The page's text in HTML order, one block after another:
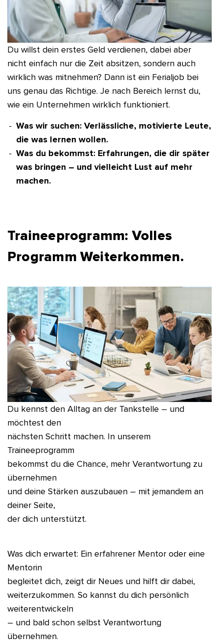
Du willst dein erstes Geld verdienen, dabei aber
nicht einfach nur die Zeit absitzen, sondern auch
wirklich was mitnehmen? Dann ist ein Ferialjob bei
uns genau das Richtige. Je nach Bereich lernst du,
wie ein Unternehmen wirklich funktioniert.
Was wir suchen: Verlässliche, motivierte Leute,
die was lernen wollen.
Was du bekommst: Erfahrungen, die dir später
was bringen – und vielleicht Lust auf mehr
machen.
Traineeprogramm: Volles
Programm Weiterkommen.
Du kennst den Alltag an der Tankstelle – und
möchtest den
nächsten Schritt machen. In unserem
Traineeprogramm
bekommst du die Chance, mehr Verantwortung zu
übernehmen
und deine Stärken auszubauen – mit jemandem an
deiner Seite,
der dich unterstützt.
Was dich erwartet: Ein erfahrener Mentor oder eine
Mentorin
begleitet dich, zeigt dir Neues und hilft dir dabei,
weiterzukommen. So kannst du dich persönlich
weiterentwickeln
– und bald schon selbst Verantwortung
übernehmen.